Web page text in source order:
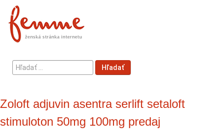
Hľadať
...
Hľadať
Zoloft adjuvin asentra serlift setaloft
stimuloton 50mg 100mg predaj